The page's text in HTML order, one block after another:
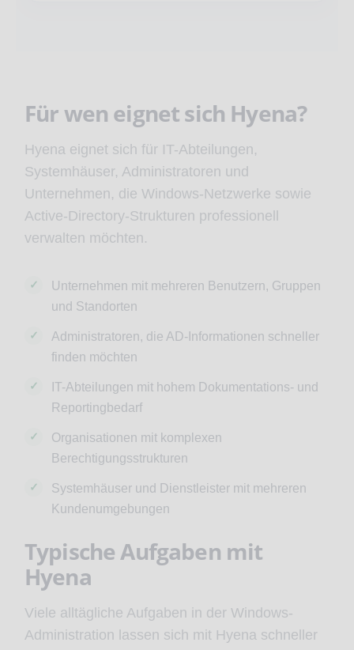
Für wen eignet sich Hyena?
Hyena eignet sich für IT-Abteilungen,
Systemhäuser, Administratoren und
Unternehmen, die Windows-Netzwerke sowie
Active-Directory-Strukturen professionell
verwalten möchten.
Unternehmen mit mehreren Benutzern, Gruppen
und Standorten
Administratoren, die AD-Informationen schneller
finden möchten
IT-Abteilungen mit hohem Dokumentations- und
Reportingbedarf
Organisationen mit komplexen
Berechtigungsstrukturen
Systemhäuser und Dienstleister mit mehreren
Kundenumgebungen
Typische Aufgaben mit
Hyena
Viele alltägliche Aufgaben in der Windows-
Administration lassen sich mit Hyena schneller